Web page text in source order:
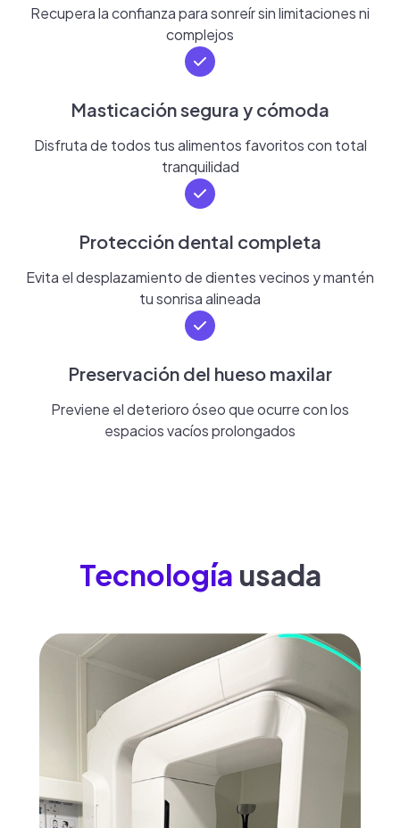
Recupera la confianza para sonreír sin limitaciones ni
complejos
Masticación segura y cómoda
Disfruta de todos tus alimentos favoritos con total
tranquilidad
Protección dental completa
Evita el desplazamiento de dientes vecinos y mantén
tu sonrisa alineada
Preservación del hueso maxilar
Previene el deterioro óseo que ocurre con los
espacios vacíos prolongados
Tecnología usada